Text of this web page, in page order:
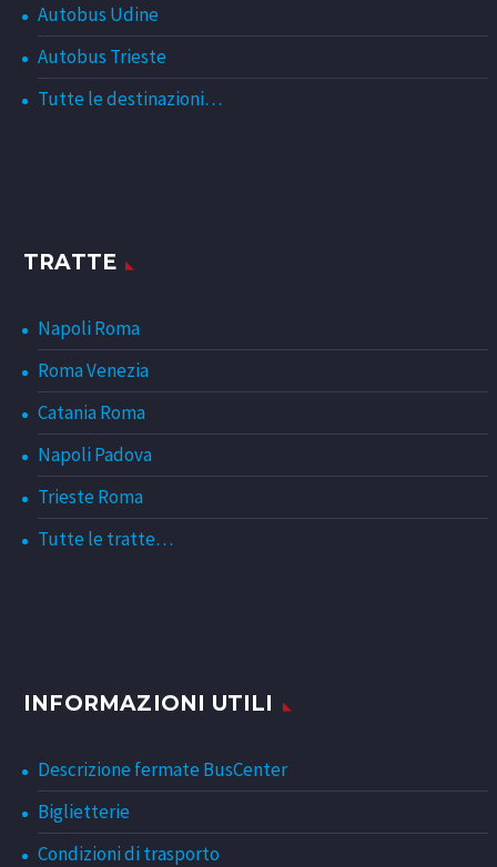
Autobus Udine
Autobus Trieste
Tutte le destinazioni…
TRATTE
Napoli Roma
Roma Venezia
Catania Roma
Napoli Padova
Trieste Roma
Tutte le tratte…
INFORMAZIONI UTILI
Descrizione fermate BusCenter
Biglietterie
Condizioni di trasporto